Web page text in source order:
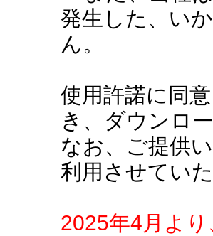
発生した、い
ん。
使用許諾に同
き、ダウンロ
なお、ご提供
利用させてい
2025年4月よ